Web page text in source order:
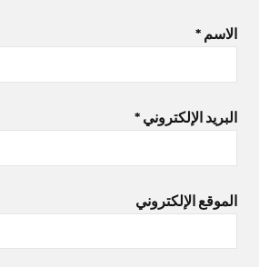
الاسم *
البريد الإلكتروني *
الموقع الإلكتروني